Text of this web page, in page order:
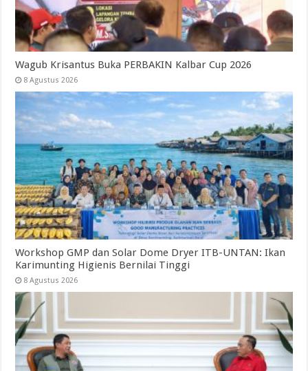
Wagub Krisantus Buka PERBAKIN Kalbar Cup 2026
8 Agustus 2026
Workshop GMP dan Solar Dome Dryer ITB-UNTAN: Ikan
Karimunting Higienis Bernilai Tinggi
8 Agustus 2026